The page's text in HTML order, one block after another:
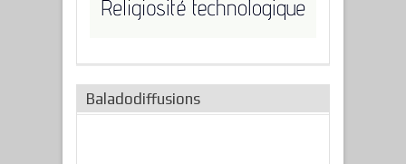
Baladodiffusions